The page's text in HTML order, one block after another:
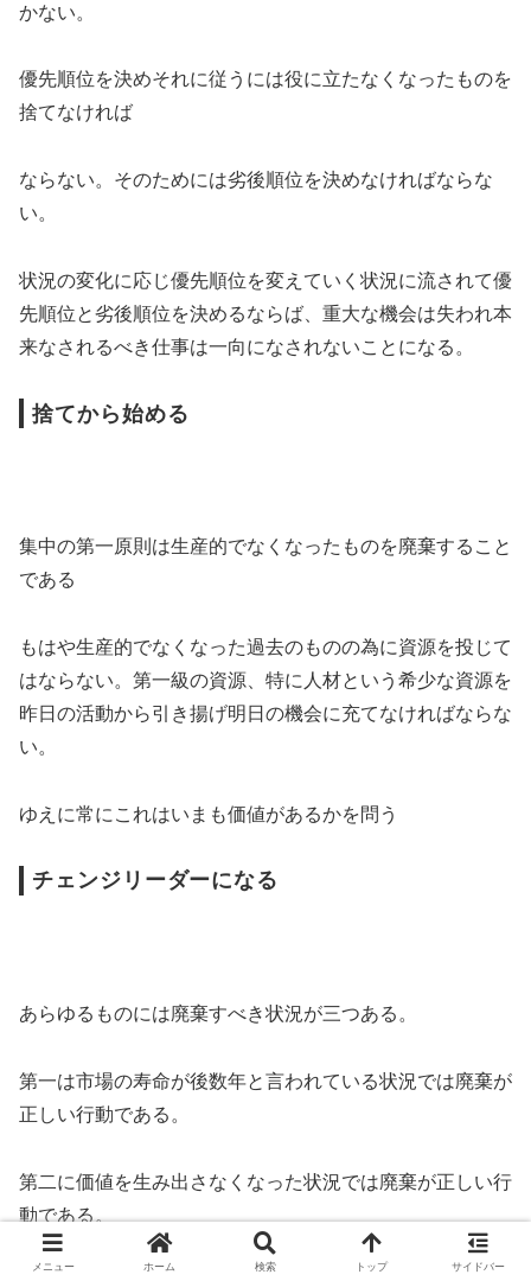
かない。
優先順位を決めそれに従うには役に立たなくなったものを
捨てなければ
ならない。そのためには劣後順位を決めなければならな
い。
状況の変化に応じ優先順位を変えていく状況に流されて優
先順位と劣後順位を決めるならば、重大な機会は失われ本
来なされるべき仕事は一向になされないことになる。
捨てから始める
集中の第一原則は生産的でなくなったものを廃棄すること
である
もはや生産的でなくなった過去のものの為に資源を投じて
はならない。第一級の資源、特に人材という希少な資源を
昨日の活動から引き揚げ明日の機会に充てなければならな
い。
ゆえに常にこれはいまも価値があるかを問う
チェンジリーダーになる
あらゆるものには廃棄すべき状況が三つある。
第一は市場の寿命が後数年と言われている状況では廃棄が
正しい行動である。
第二に価値を生み出さなくなった状況では廃棄が正しい行
動である。
メニュー ホーム 検索 トップ サイドバー